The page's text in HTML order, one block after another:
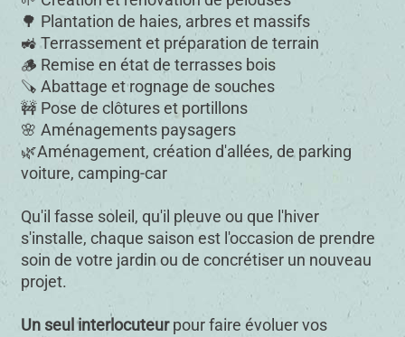
🌳 Plantation de haies, arbres et massifs
🚜 Terrassement et préparation de terrain
🪵 Remise en état de terrasses bois
🪚 Abattage et rognage de souches
🚧 Pose de clôtures et portillons
🌸 Aménagements paysagers
🌿Aménagement, création d'allées, de parking
voiture, camping-car
Qu'il fasse soleil, qu'il pleuve ou que l'hiver
s'installe, chaque saison est l'occasion de prendre
soin de votre jardin ou de concrétiser un nouveau
projet.
Un seul interlocuteur pour faire évoluer vos